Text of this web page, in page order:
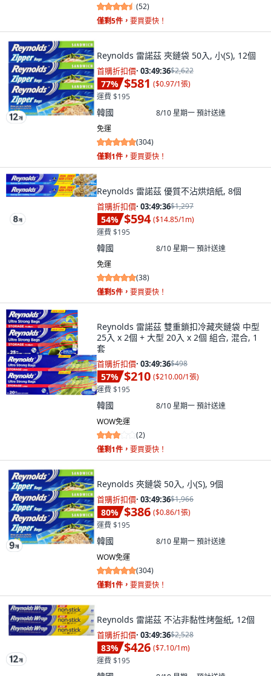
(52)
僅剩5件， 要買要快！
Reynolds 雷諾茲 夾鏈袋 50入, 小(S), 12個
首購折扣價· 03:49:34$2,622
77% $581 ($0.97/1張)
運費 $195
韓國 8/10 星期一預計送達
免運
(304)
僅剩1件， 要買要快！
Reynolds 雷諾茲 優質不沾烘焙紙, 8個
首購折扣價· 03:49:34$1,297
54% $594 ($14.85/1m)
運費 $195
韓國 8/10 星期一預計送達
免運
(38)
僅剩5件， 要買要快！
Reynolds 雷諾茲 雙重鎖扣冷藏夾鏈袋 中型
25入 x 2個 + 大型 20入 x 2個 組合, 混合, 1
套
首購折扣價· 03:49:34$498
57% $210 ($210.00/1張)
運費 $195
韓國 8/10 星期一預計送達
WOW免運
(2)
僅剩1件， 要買要快！
Reynolds 夾鏈袋 50入, 小(S), 9個
首購折扣價· 03:49:34$1,966
80% $386 ($0.86/1張)
運費 $195
韓國 8/10 星期一預計送達
WOW免運
(304)
僅剩1件， 要買要快！
Reynolds 雷諾茲 不沾非黏性烤盤紙, 12個
首購折扣價· 03:49:34$2,528
83% $426 ($7.10/1m)
運費 $195